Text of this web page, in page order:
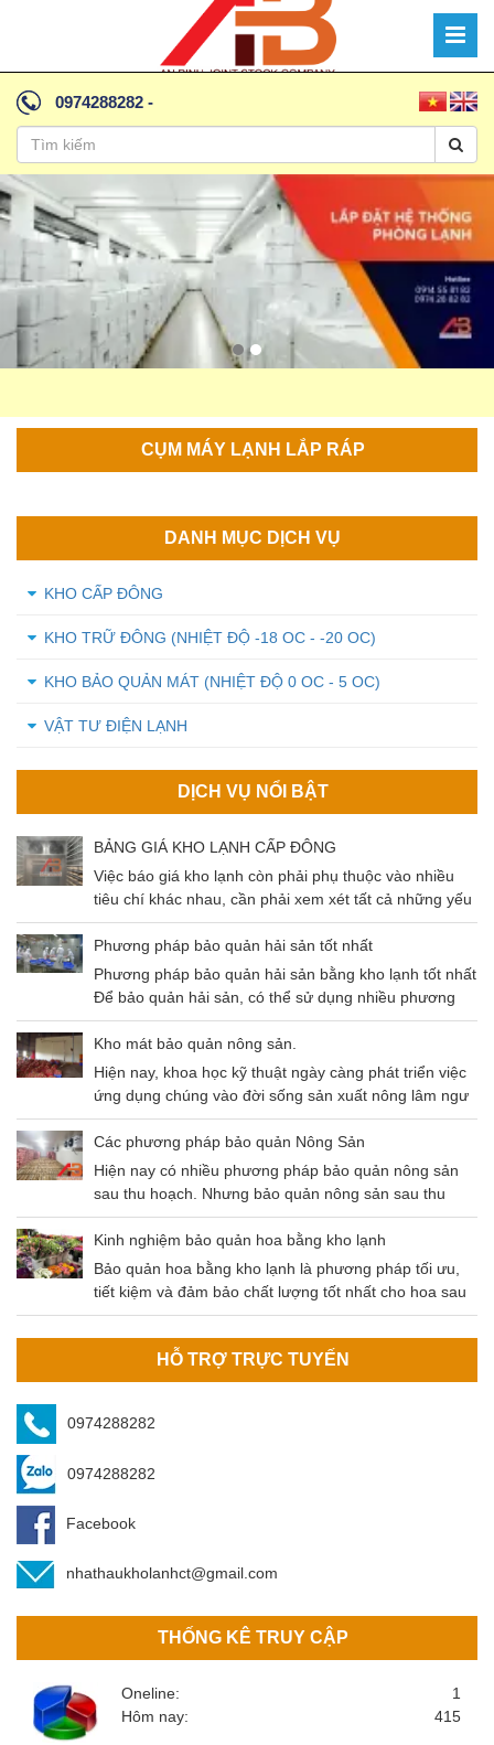
0974288282 -
CỤM MÁY LẠNH LẮP RÁP
DANH MỤC DỊCH VỤ
KHO CẤP ĐÔNG
KHO TRỮ ĐÔNG (NHIỆT ĐỘ -18 OC - -20 OC)
KHO BẢO QUẢN MÁT (NHIỆT ĐỘ 0 OC - 5 OC)
VẬT TƯ ĐIỆN LẠNH
DỊCH VỤ NỔI BẬT
BẢNG GIÁ KHO LẠNH CẤP ĐÔNG
Việc báo giá kho lạnh còn phải phụ thuộc vào nhiều
tiêu chí khác nhau, cần phải xem xét tất cả những yếu
tố đó để có thể đưa ra mức giá chuẩn nhất cho khách
hàng. Cùng tìm hiểu về các tiêu chí ảnh hưởng và
mức giá kho lạnh qua bài viết dưới đây nhé!
Phương pháp bảo quản hải sản tốt nhất
Phương pháp bảo quản hải sản bằng kho lạnh tốt nhất
Để bảo quản hải sản, có thể sử dụng nhiều phương
pháp khác nhau như: Thông khí, gây mê, sốc nhiệt,
kho lạnh,…Trong bài viết ngày hôm nay chúng ta sẽ
cùng nhau tìm hiểu phương pháp bảo quản hải sản
bằng kho lạnh – Phương pháp có độ an toàn cao và
Kho mát bảo quản nông sản.
Hiện nay, khoa học kỹ thuật ngày càng phát triển việc
ứng dụng chúng vào đời sống sản xuất nông lâm ngư
nghiệp là không thể thiếu. Điều này không chỉ giúp
tăng gia sản xuất mà còn đảm bảo nguồn thu lớn đem
lại hiệu quả kinh tế cao. Và một trong số chính là kho
mát bảo quản nông sản.
Các phương pháp bảo quản Nông Sản
Hiện nay có nhiều phương pháp bảo quản nông sản
sau thu hoạch. Nhưng bảo quản nông sản sau thu
hoạch bằng kho lạnh là phương pháp tối ưu nhất hiện
nay. Nông sản sau khi thu hoạch cần được bảo quản
đúng cách để đảm bảo không bị tác động bởi các yếu
tố môi trường (mưa, nắng, độ ẩm,…
Kinh nghiệm bảo quản hoa bằng kho lạnh
Bảo quản hoa bằng kho lạnh là phương pháp tối ưu,
tiết kiệm và đảm bảo chất lượng tốt nhất cho hoa sau
khi thu hoạch. Kho bảo quản hoa do An Bình cung cấp
đảm bảo các tiêu chí của khách hàng.
HỖ TRỢ TRỰC TUYẾN
0974288282
0974288282
Facebook
nhathaukholanhct@gmail.com
THỐNG KÊ TRUY CẬP
Oneline:
1
Hôm nay:
415